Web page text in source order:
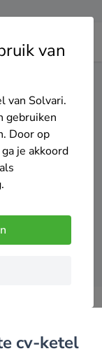
van
van Solvari.
gebruiken
Door op
je akkoord
.